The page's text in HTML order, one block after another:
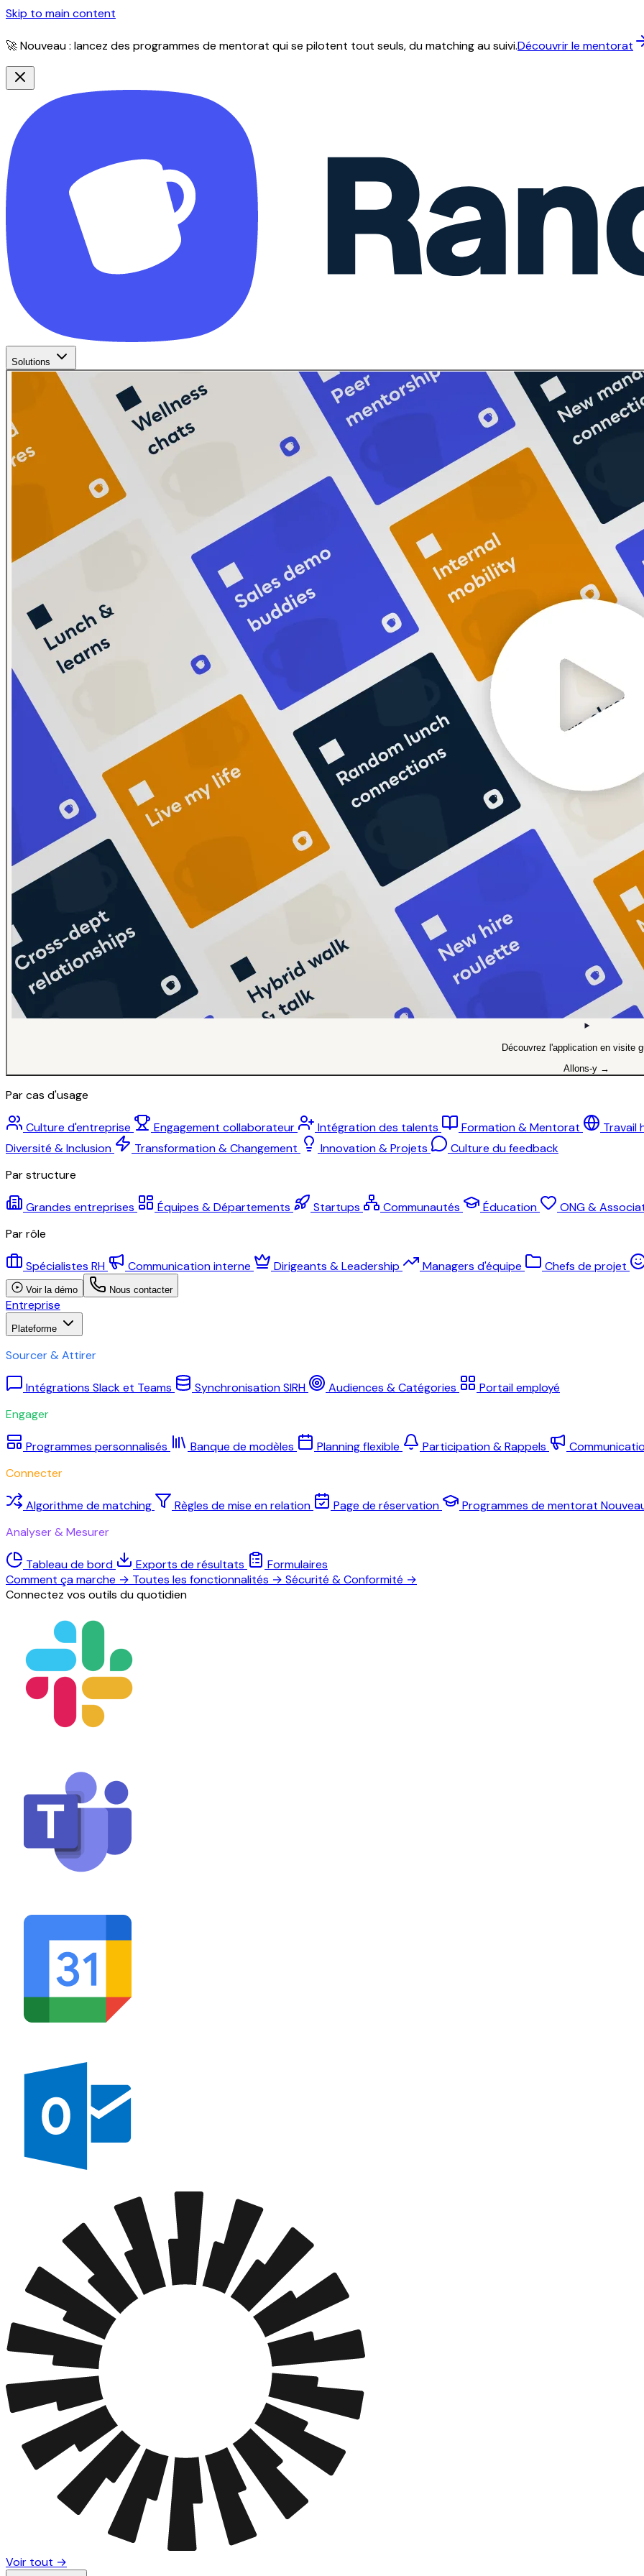
Skip to main content
🚀 Nouveau : lancez des programmes de mentorat qui se pilotent tout seuls, du matching au suivi.Découvrir le mentorat
Solutions
Découvrez l'application en visite
Allons-y →
Par cas d'usage
Culture d'entreprise Engagement collaborateur Intégration des talents Formation & Mentorat
Travail
Diversité & Inclusion
Transformation & Changement Innovation & Projets
Culture du feedback
Par structure
Grandes entreprises Équipes & Départements Startups Communautés Éducation
ONG &
Par rôle
Spécialistes RH Communication interne Dirigeants & Leadership Managers d'équipe Chefs de projet
Voir la démo Nous contacter
Entreprise
Plateforme
Sourcer & Attirer
Intégrations Slack et Teams Synchronisation SIRH Audiences & Catégories
Portail employé
Engager
Programmes personnalisés Banque de modèles Planning flexible Participation & Rappels
Connecter
Algorithme de matching Règles de mise en relation Page de réservation Programmes de mentorat
Analyser & Mesurer
Tableau de bord Exports de résultats
Formulaires
Comment ça marche → Toutes les fonctionnalités → Sécurité & Conformité →
Connectez vos outils du quotidien
Voir tout →